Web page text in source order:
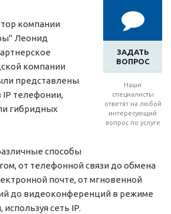
ЗАДАТЬ
ВОПРОС
Наши
специалисты
ответят на любой
интересующий
вопрос по услуге
компании
Леонид
компании
представлены
телефонии,
гибридных
способы
от телефонной связи до обмена
почте, от мгновенной
до видеоконференций в режиме
сеть IP.